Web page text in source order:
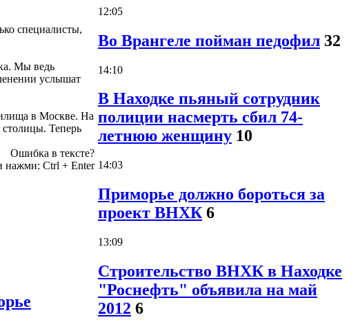
специалисты,
Мы ведь
услышат
в Москве. На
Теперь
Ошибка в тексте?
нажми: Ctrl + Enter
12:05
Во Врангеле пойман педофил 32
14:10
В Находке пьяный сотрудник
полиции насмерть сбил 74-
летнюю женщину 10
14:03
Приморье должно бороться за
проект ВНХК 6
13:09
Строительство ВНХК в Находке
"Роснефть" объявила на май
2012 6